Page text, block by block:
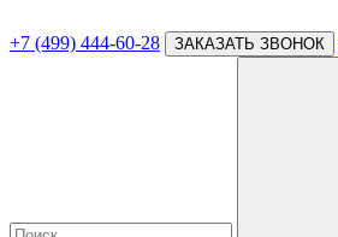
+7 (499) 444-60-28 ЗАКАЗАТЬ ЗВОНОК